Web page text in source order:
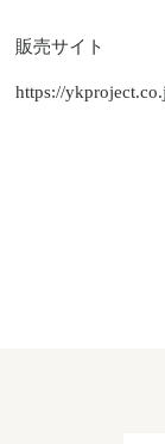
販売サイト
https://